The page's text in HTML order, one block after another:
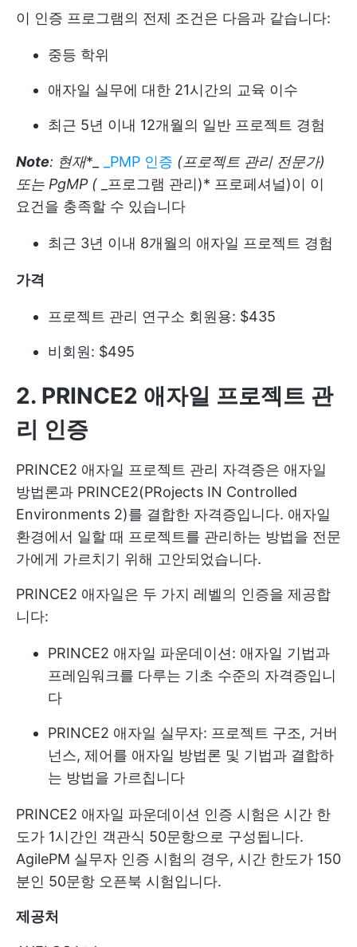
이 인증 프로그램의 전제 조건은 다음과 같습니다:
중등 학위
애자일 실무에 대한 21시간의 교육 이수
최근 5년 이내 12개월의 일반 프로젝트 경험
Note: 현재* _PMP 인증 (프로젝트 관리 전문가)
또는 PgMP (
_프로그램 관리)* 프로페셔널)이 이
요건을 충족할 수 있습니다
최근 3년 이내 8개월의 애자일 프로젝트 경험
가격
프로젝트 관리 연구소 회원용: $435
비회원: $495
2. PRINCE2 애자일 프로젝트 관
리 인증
PRINCE2 애자일 프로젝트 관리 자격증은 애자일
방법론과 PRINCE2(PRojects IN Controlled
Environments 2)를 결합한 자격증입니다. 애자일
환경에서 일할 때 프로젝트를 관리하는 방법을 전문
가에게 가르치기 위해 고안되었습니다.
PRINCE2 애자일은 두 가지 레벨의 인증을 제공합
니다:
PRINCE2 애자일 파운데이션: 애자일 기법과
프레임워크를 다루는 기초 수준의 자격증입니
다
PRINCE2 애자일 실무자: 프로젝트 구조, 거버
넌스, 제어를 애자일 방법론 및 기법과 결합하
는 방법을 가르칩니다
PRINCE2 애자일 파운데이션 인증 시험은 시간 한
도가 1시간인 객관식 50문항으로 구성됩니다.
AgilePM 실무자 인증 시험의 경우, 시간 한도가 150
분인 50문항 오픈북 시험입니다.
제공처